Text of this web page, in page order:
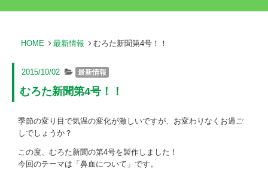
治療料金のご案内
アクセス
スタッフ紹介
お問い合わせ
HOME 最新情報 むろた新聞第4号！！
2015/10/02 最新情報
むろた新聞第4号！！
季節の変り目で気温の変化が激しいですが、お変わりなくお過ご
しでしょうか？
この度、むろた新聞の第4号を製作しました！
今回のテーマは「鼻血について」です。